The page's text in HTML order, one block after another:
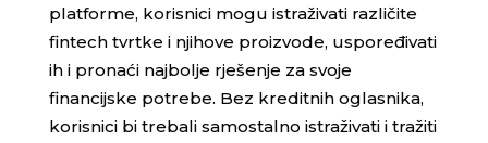
platforme, korisnici mogu istraživati različite
fintech tvrtke i njihove proizvode, uspoređivati
ih i pronaći najbolje rješenje za svoje
financijske potrebe. Bez kreditnih oglasnika,
korisnici bi trebali samostalno istraživati i tražiti